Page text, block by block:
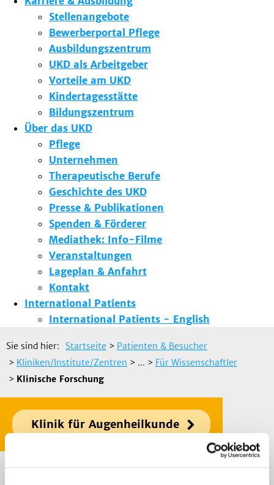
Stellenangebote
Bewerberportal Pflege
Ausbildungszentrum
UKD als Arbeitgeber
Vorteile am UKD
Kindertagesstätte
Bildungszentrum
Über das UKD
Pflege
Unternehmen
Therapeutische Berufe
Geschichte des UKD
Presse & Publikationen
Spenden & Förderer
Mediathek: Info-Filme
Veranstaltungen
Lageplan & Anfahrt
Kontakt
International Patients
International Patients - English
Sie sind hier: Startseite > Patienten & Besucher
> Kliniken/Institute/Zentren > ... > Für Wissenschaftler
> Klinische Forschung
Klinik für Augenheilkunde